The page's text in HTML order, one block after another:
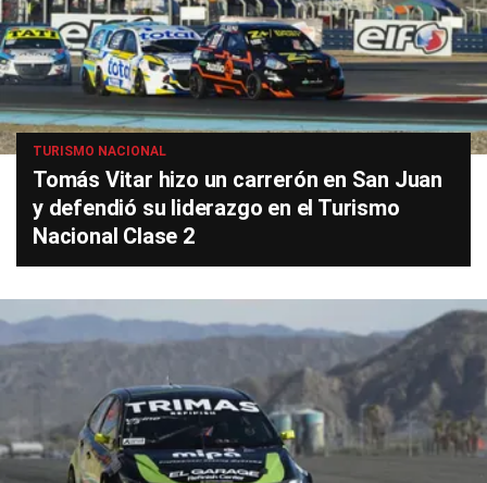
TURISMO NACIONAL
Tomás Vitar hizo un carrerón en San Juan
y defendió su liderazgo en el Turismo
Nacional Clase 2